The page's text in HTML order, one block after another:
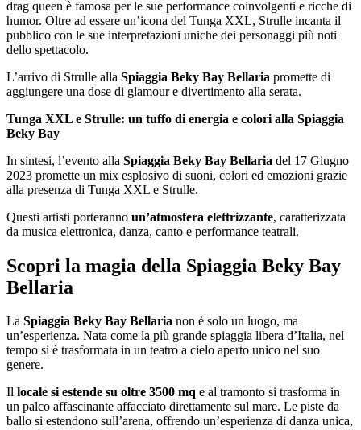
drag queen è famosa per le sue performance coinvolgenti e ricche di
humor. Oltre ad essere un’icona del Tunga XXL, Strulle incanta il
pubblico con le sue interpretazioni uniche dei personaggi più noti
dello spettacolo.
L’arrivo di Strulle alla Spiaggia Beky Bay Bellaria promette di
aggiungere una dose di glamour e divertimento alla serata.
Tunga XXL e Strulle: un tuffo di energia e colori alla Spiaggia
Beky Bay
In sintesi, l’evento alla Spiaggia Beky Bay Bellaria del 17 Giugno
2023 promette un mix esplosivo di suoni, colori ed emozioni grazie
alla presenza di Tunga XXL e Strulle.
Questi artisti porteranno un’atmosfera elettrizzante, caratterizzata
da musica elettronica, danza, canto e performance teatrali.
Scopri la magia della Spiaggia Beky Bay
Bellaria
La Spiaggia Beky Bay Bellaria non è solo un luogo, ma
un’esperienza. Nata come la più grande spiaggia libera d’Italia, nel
tempo si è trasformata in un teatro a cielo aperto unico nel suo
genere.
Il locale si estende su oltre 3500 mq e al tramonto si trasforma in
un palco affascinante affacciato direttamente sul mare. Le piste da
ballo si estendono sull’arena, offrendo un’esperienza di danza unica,